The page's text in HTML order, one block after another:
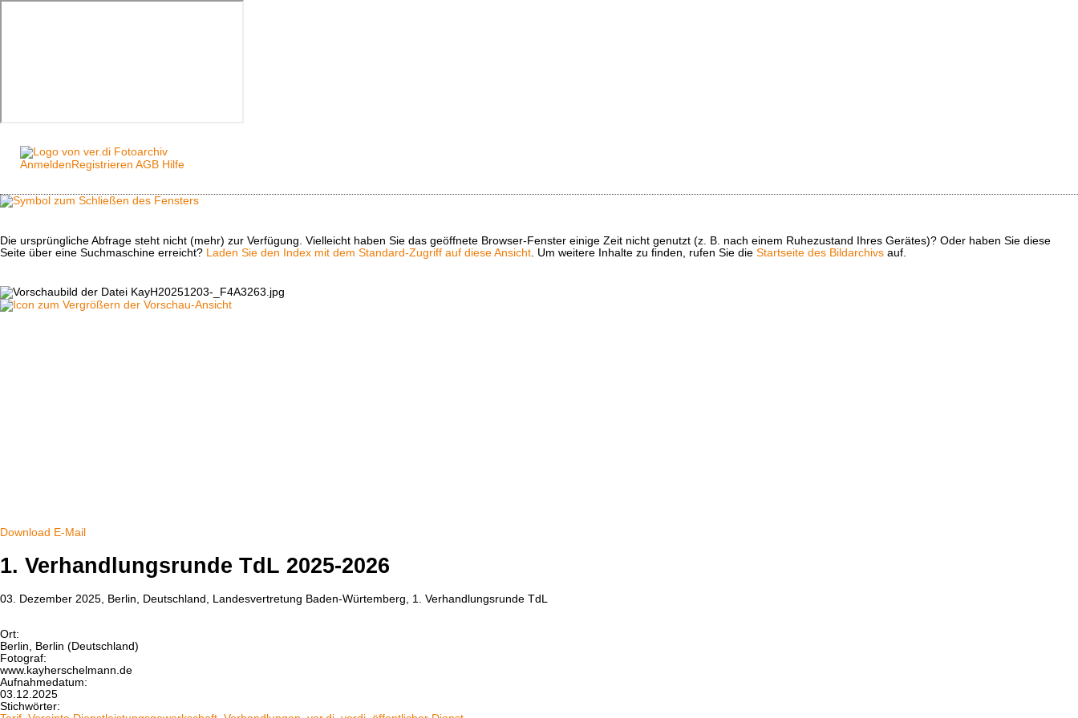
Anmelden Registrieren AGB Hilfe
Die ursprüngliche Abfrage steht nicht (mehr) zur Verfügung. Vielleicht haben Sie das geöffnete Browser-Fenster einige Zeit nicht genutzt (z. B. nach einem Ruhezustand Ihres Gerätes)? Oder haben Sie diese
Seite über eine Suchmaschine erreicht? Laden Sie den Index mit dem Standard-Zugriff auf diese Ansicht. Um weitere Inhalte zu finden, rufen Sie die Startseite des Bildarchivs auf.
Download E-Mail
1. Verhandlungsrunde TdL 2025-2026
03. Dezember 2025, Berlin, Deutschland, Landesvertretung Baden-Würtemberg, 1. Verhandlungsrunde TdL
Ort:
Berlin, Berlin (Deutschland)
Fotograf:
www.kayherschelmann.de
Aufnahmedatum:
03.12.2025
Stichwörter: